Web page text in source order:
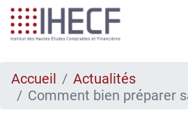
Aller
au
contenu
Accueil
Actualités
Comment bien préparer